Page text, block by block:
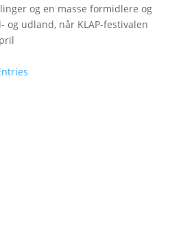
og en masse formidlere og
og udland, når KLAP-festivalen